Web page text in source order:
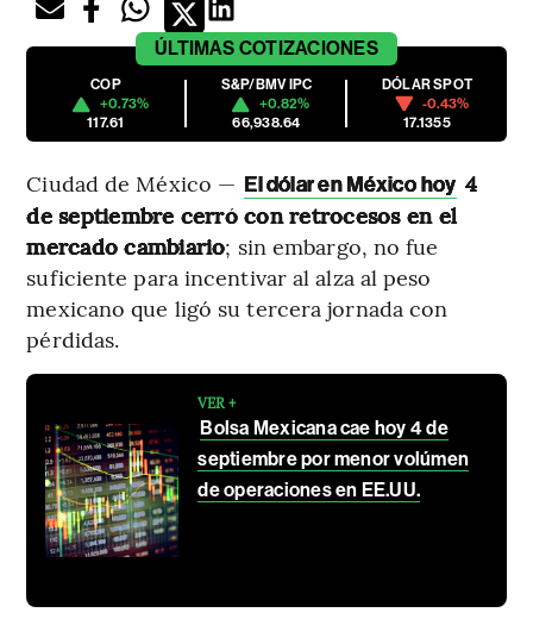
ÚLTIMAS COTIZACIONES
COP
+0.73%
117.61
S&P/BMV IPC
+0.82%
66,938.64
DÓLAR SPOT
-0.43%
17.1355
Ciudad de México — El dólar en México hoy 4
de septiembre cerró con retrocesos en el
mercado cambiario; sin embargo, no fue
suficiente para incentivar al alza al peso
mexicano que ligó su tercera jornada con
pérdidas.
VER +
Bolsa Mexicana cae hoy 4 de
septiembre por menor volúmen
de operaciones en EE.UU.